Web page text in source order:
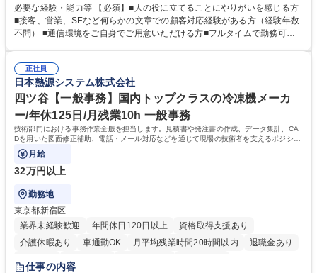
（Digiops：デジオプス）と運用構築の業務となります。 ■お問い合わせ
対応業務全般（システム入力、契約手続き含む） ■デジタルコミュニケー
ションツール（メール、SMS、LINE等）を使用 ■お客様のニーズに応じた
添ってサービス提供できることが魅力 募集職種 【リモート/カスタマーサ
クセス】平日夕方以降を中心にリモートワークで対応
必要な経験・能力等 【必須】■人の役に立てることにやりがいを感じる方
■接客、営業、SEなど何らかの文章での顧客対応経験がある方（経験年数
不問） ■通信環境をご自身でご用意いただける方■フルタイムで勤務可能
境に貢献したい■改善提案や改善アクション等新しいことに意欲がある方
【英語（語学力）】■翻訳ツールを用い英語でコミュニケーションをとる
ことに抵抗がない方■英語は話せなくても問題はありませんが、英語が話
せますと、よりチャンスが広がります。※日本語がネイティブレベル必須
学歴・資格 学歴：大学院 大学 高専 短大 専修学校 高校 語学力： 資格：
正社員
日本熱源システム株式会社
四ツ谷【一般事務】国内トップクラスの冷凍機メーカ
ー/年休125日/月残業10h 一般事務
技術部門における事務作業全般を担当します。見積書や発注書の作成、データ集計、CA
Dを用いた図面修正補助、電話・メール対応などを通じて現場の技術者を支えるポジショ
ンです。
月給
32万円以上
勤務地
東京都新宿区
業界未経験歓迎
年間休日120日以上
資格取得支援あり
介護休暇あり
車通勤OK 月平均残業時間20時間以内
退職金あり
賞与あり
交通費支給
仕事の内容